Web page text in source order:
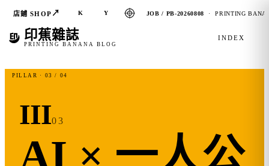
店鋪 SHOP ↗ K Y JOB / PB-20260808 · PRINTING
印蕉雜誌
PRINTING BANANA BLOG
INDEX
PILLAR · 03 / 04
III03
AI × 一人公